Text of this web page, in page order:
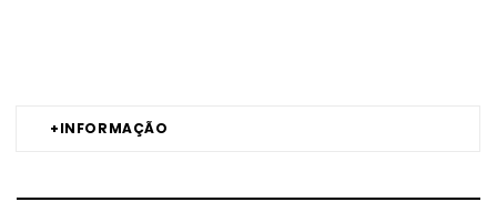
+INFORMAÇÃO